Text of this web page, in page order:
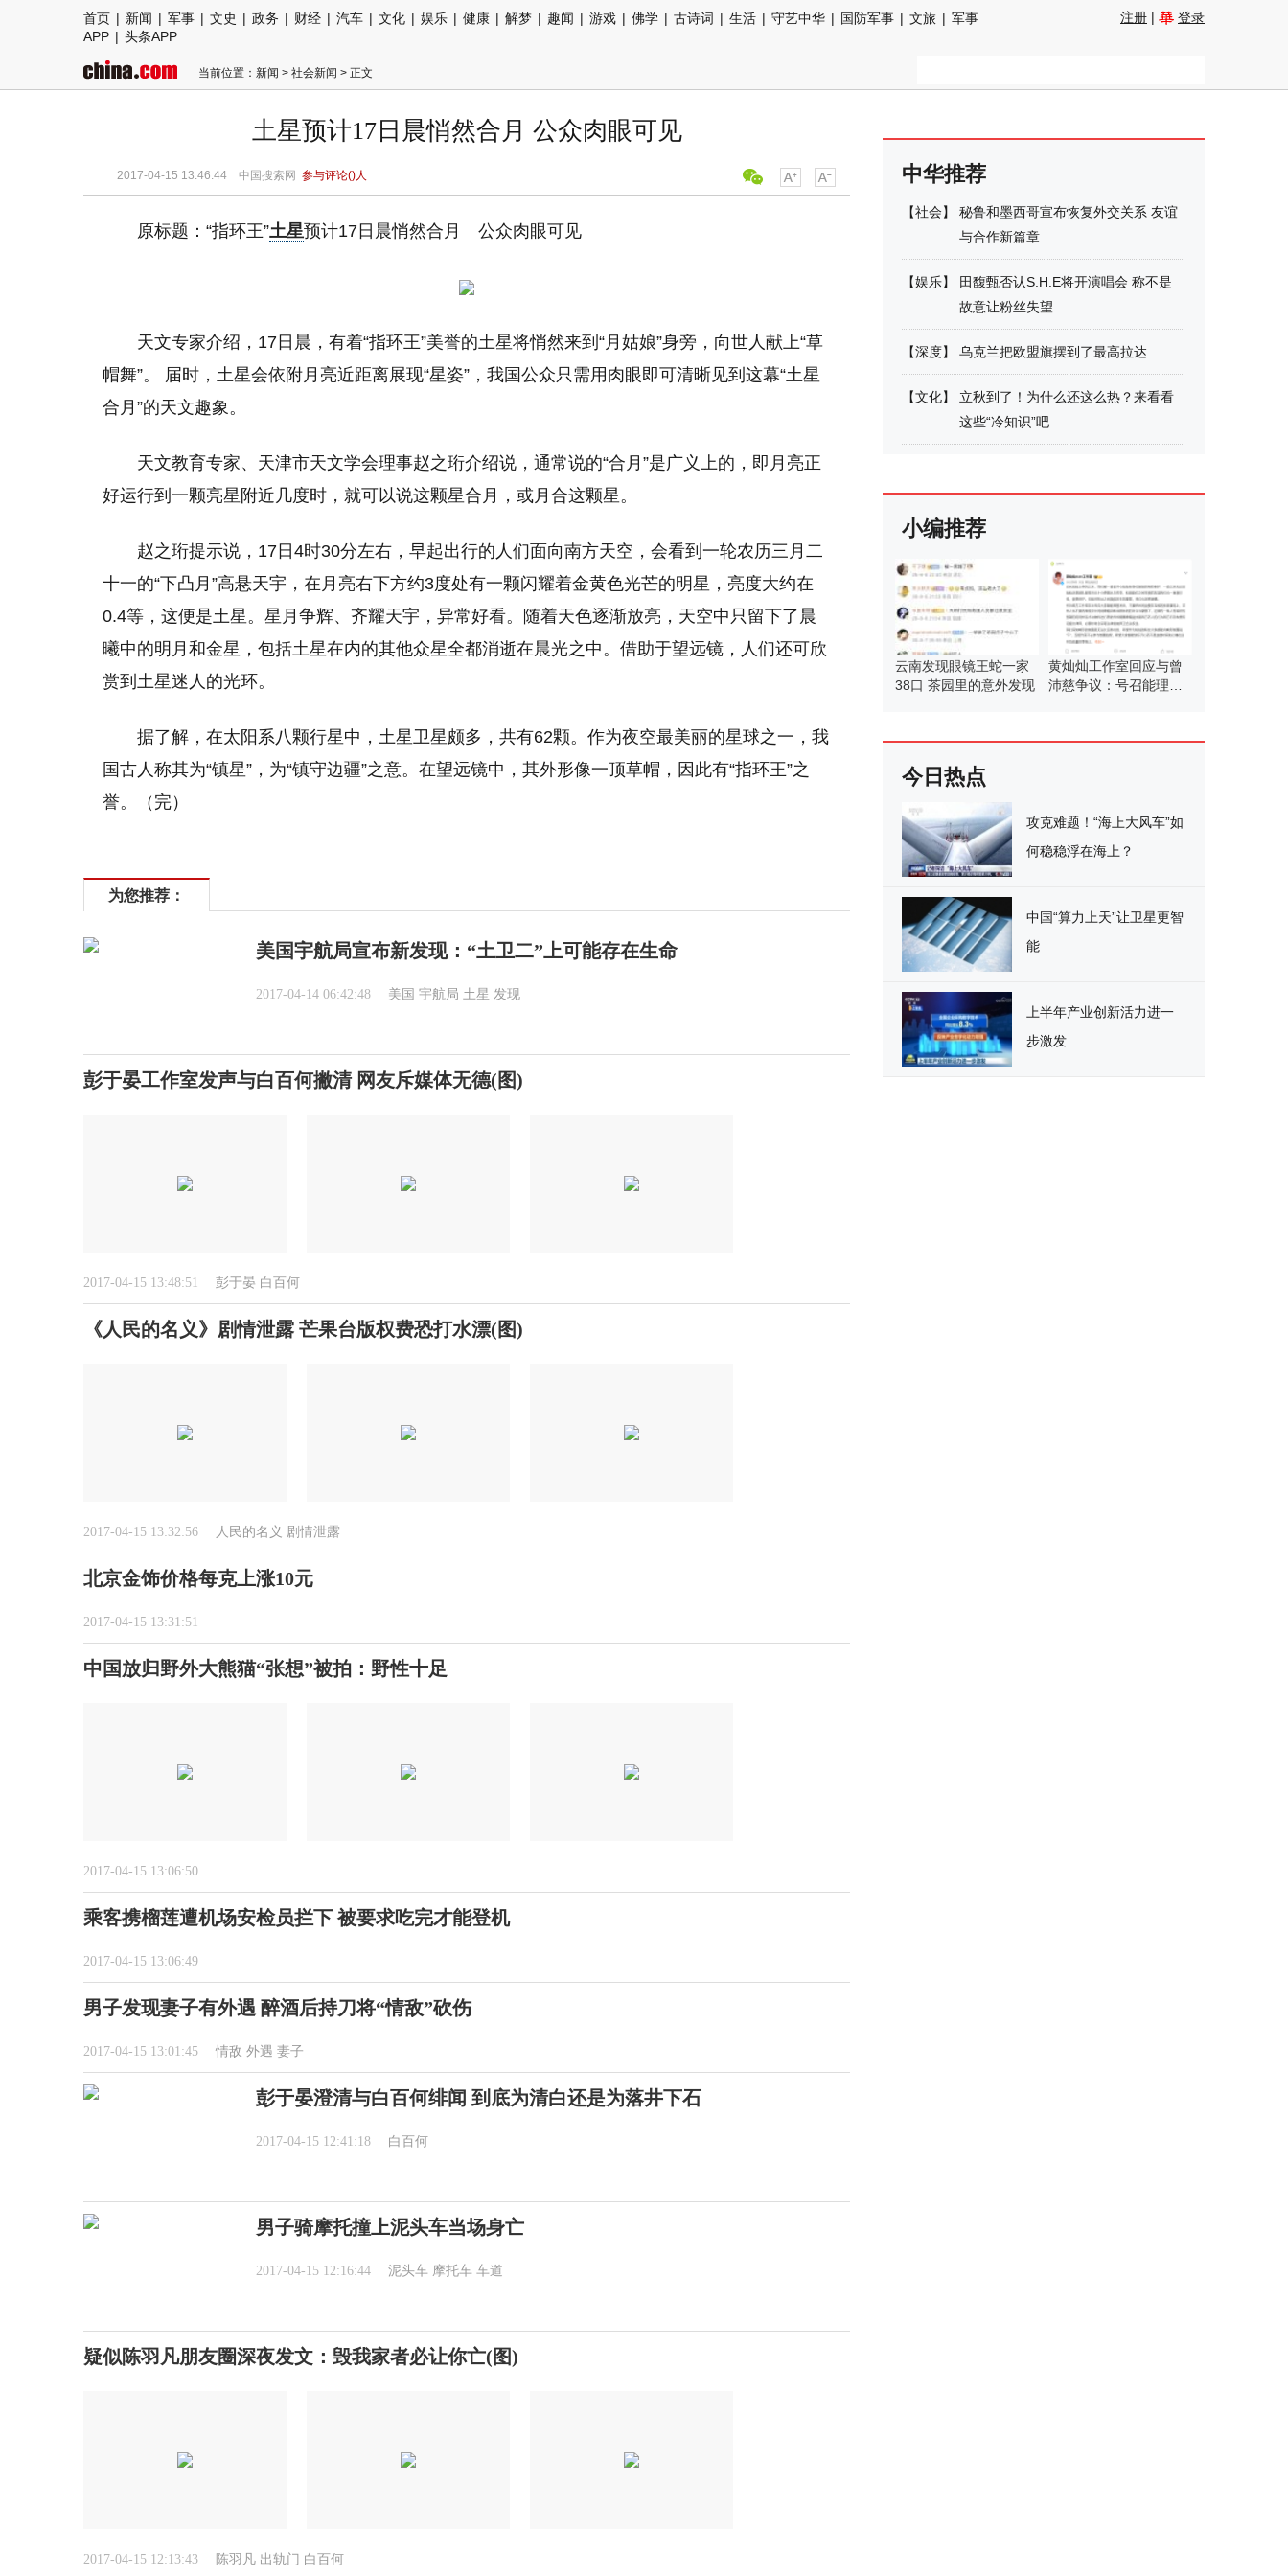
首页 | 新闻 | 军事 | 文史 | 政务 | 财经 | 汽车 | 文化 | 娱乐 | 健康 | 解梦 | 趣闻 | 游戏 | 佛学 | 古诗词 | 生活 | 守艺中华 | 国防军事 | 文旅 | 军事
APP | 头条APP
注册 | 登录
当前位置： 新闻 > 社会新闻 > 正文
土星预计17日晨悄然合月 公众肉眼可见
2017-04-15 13:46:44 中国搜索网 参与评论()人
原标题：“指环王”土星预计17日晨悄然合月 公众肉眼可见
天文专家介绍，17日晨，有着“指环王”美誉的土星将悄然来到“月姑娘”身旁，向世人献上“草
帽舞”。 届时，土星会依附月亮近距离展现“星姿”，我国公众只需用肉眼即可清晰见到这幕“土星
合月”的天文趣象。
天文教育专家、天津市天文学会理事赵之珩介绍说，通常说的“合月”是广义上的，即月亮正
好运行到一颗亮星附近几度时，就可以说这颗星合月，或月合这颗星。
赵之珩提示说，17日4时30分左右，早起出行的人们面向南方天空，会看到一轮农历三月二
十一的“下凸月”高悬天宇，在月亮右下方约3度处有一颗闪耀着金黄色光芒的明星，亮度大约在
0.4等，这便是土星。星月争辉、齐耀天宇，异常好看。随着天色逐渐放亮，天空中只留下了晨
曦中的明月和金星，包括土星在内的其他众星全都消逝在晨光之中。借助于望远镜，人们还可欣
赏到土星迷人的光环。
据了解，在太阳系八颗行星中，土星卫星颇多，共有62颗。作为夜空最美丽的星球之一，我
国古人称其为“镇星”，为“镇守边疆”之意。在望远镜中，其外形像一顶草帽，因此有“指环王”之
誉。（完）
为您推荐：
美国宇航局宣布新发现：“土卫二”上可能存在生命
2017-04-14 06:42:48 美国 宇航局 土星 发现
彭于晏工作室发声与白百何撇清 网友斥媒体无德(图)
2017-04-15 13:48:51 彭于晏 白百何
《人民的名义》剧情泄露 芒果台版权费恐打水漂(图)
2017-04-15 13:32:56 人民的名义 剧情泄露
北京金饰价格每克上涨10元
2017-04-15 13:31:51
中国放归野外大熊猫“张想”被拍：野性十足
2017-04-15 13:06:50
乘客携榴莲遭机场安检员拦下 被要求吃完才能登机
2017-04-15 13:06:49
男子发现妻子有外遇 醉酒后持刀将“情敌”砍伤
2017-04-15 13:01:45 情敌 外遇 妻子
彭于晏澄清与白百何绯闻 到底为清白还是为落井下石
2017-04-15 12:41:18 白百何
男子骑摩托撞上泥头车当场身亡
2017-04-15 12:16:44 泥头车 摩托车 车道
疑似陈羽凡朋友圈深夜发文：毁我家者必让你亡(图)
2017-04-15 12:13:43 陈羽凡 出轨门 白百何
中华推荐
【社会】
秘鲁和墨西哥宣布恢复外交关系 友谊
与合作新篇章
【娱乐】
田馥甄否认S.H.E将开演唱会 称不是
故意让粉丝失望
【深度】 乌克兰把欧盟旗摆到了最高拉达
【文化】
立秋到了！为什么还这么热？来看看
这些“冷知识”吧
小编推荐
云南发现眼镜王蛇一家
38口 茶园里的意外发现
黄灿灿工作室回应与曾
沛慈争议：号召能理智
今日热点
攻克难题！“海上大风车”如
何稳稳浮在海上？
中国“算力上天”让卫星更智
能
上半年产业创新活力进一
步激发